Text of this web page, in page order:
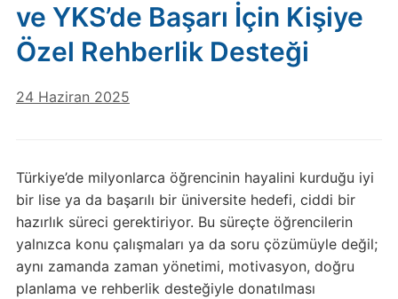
ve YKS’de Başarı İçin Kişiye
Özel Rehberlik Desteği
24 Haziran 2025
Türkiye’de milyonlarca öğrencinin hayalini kurduğu iyi
bir lise ya da başarılı bir üniversite hedefi, ciddi bir
hazırlık süreci gerektiriyor. Bu süreçte öğrencilerin
yalnızca konu çalışmaları ya da soru çözümüyle değil;
aynı zamanda zaman yönetimi, motivasyon, doğru
planlama ve rehberlik desteğiyle donatılması